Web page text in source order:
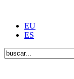
EU
ES